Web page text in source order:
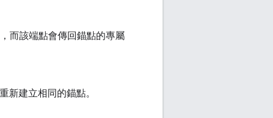
而該端點會傳回錨點的專屬
新建立相同的錨點。